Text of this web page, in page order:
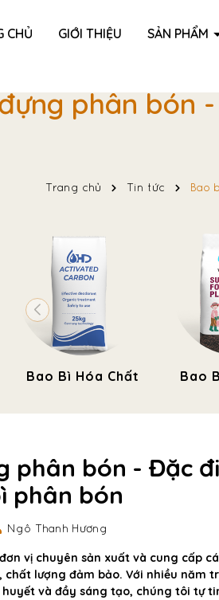
CHỦ GIỚI THIỆU SẢN PHẨM
phân bón
Trang chủ Tin tức Bao
Bao Bì Hóa Chất Bao
phân bón - Đặc
phân bón
Ngô Thanh Hương
vị chuyên sản xuất và cung cấp
chất lượng đảm bảo. Với nhiều năm
và đầy sáng tạo, chúng tôi tự